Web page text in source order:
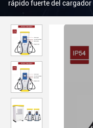
rápido fuerte del